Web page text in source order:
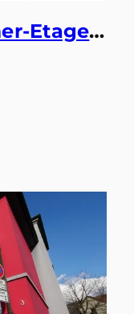
Attraktive 3,5 Zimmer-Etagenwohnung mit großem Tageslichtbad in zentraler Lage von Gelsenkirchen